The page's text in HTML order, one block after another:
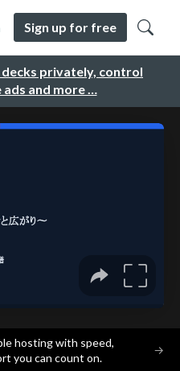
privately, control
and more …
Sign up for free
hosting with speed,
you can count on.
→